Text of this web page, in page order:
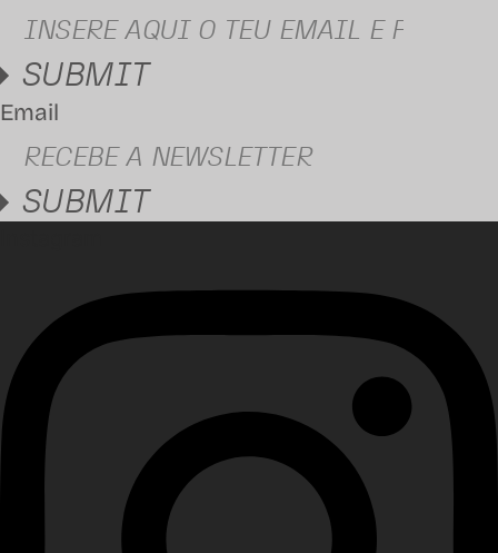
SUBMIT
Email
SUBMIT